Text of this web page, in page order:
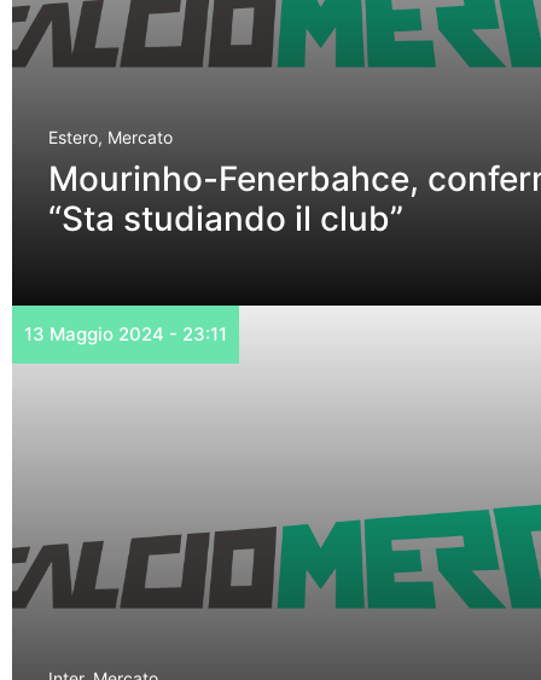
Estero, Mercato
Mourinho-Fenerbahce,
“Sta studiando il club”
13 Maggio 2024 - 23:11